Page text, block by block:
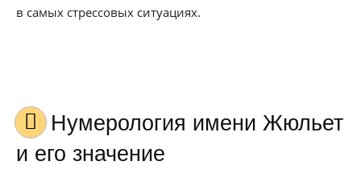
в самых стрессовых ситуациях.
Нумерология имени Жюльет
и его значение